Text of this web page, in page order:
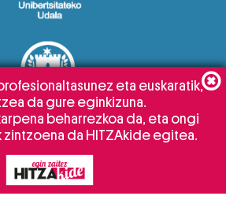
eta euskaratik,
da gure eginkizuna.
beharrezkoa da, eta ongi
da HITZAkide egitea.